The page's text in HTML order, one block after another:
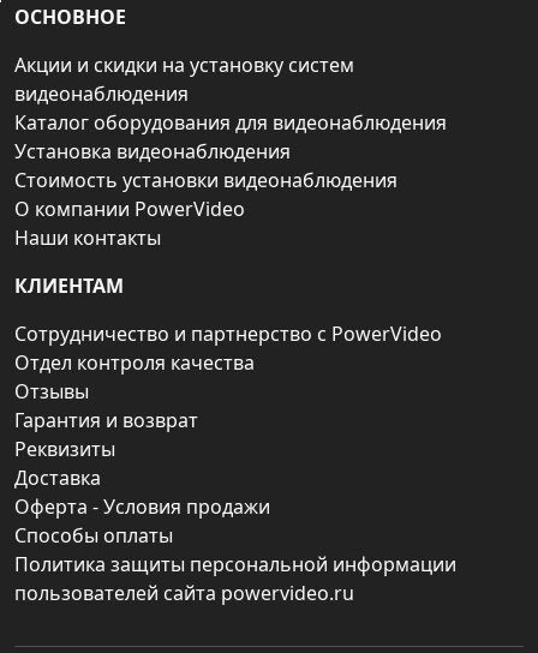
ОСНОВНОЕ
Акции и скидки на установку систем
видеонаблюдения
Каталог оборудования для видеонаблюдения
Установка видеонаблюдения
Стоимость установки видеонаблюдения
О компании PowerVideo
Наши контакты
КЛИЕНТАМ
Сотрудничество и партнерство с PowerVideo
Отдел контроля качества
Отзывы
Гарантия и возврат
Реквизиты
Доставка
Оферта - Условия продажи
Способы оплаты
Политика защиты персональной информации
пользователей сайта powervideo.ru